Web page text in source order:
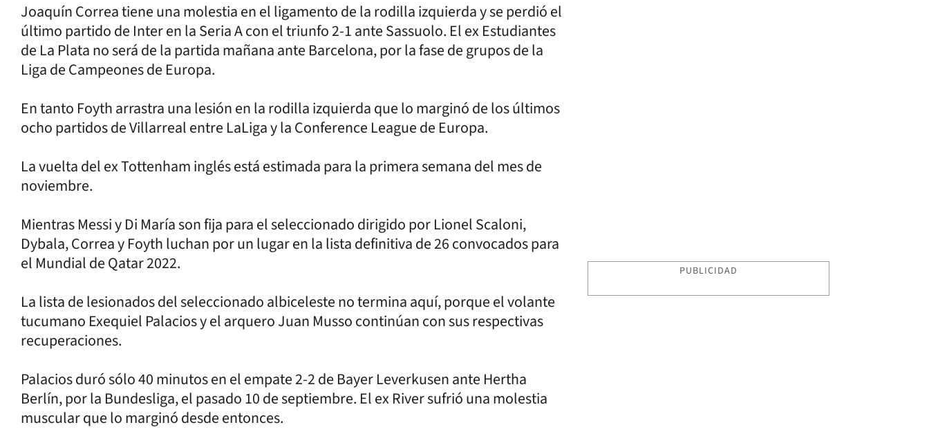
Joaquín Correa tiene una molestia en el ligamento de la rodilla izquierda y se perdió el
último partido de Inter en la Seria A con el triunfo 2-1 ante Sassuolo. El ex Estudiantes
de La Plata no será de la partida mañana ante Barcelona, por la fase de grupos de la
Liga de Campeones de Europa.
En tanto Foyth arrastra una lesión en la rodilla izquierda que lo marginó de los últimos
ocho partidos de Villarreal entre LaLiga y la Conference League de Europa.
La vuelta del ex Tottenham inglés está estimada para la primera semana del mes de
noviembre.
Mientras Messi y Di María son fija para el seleccionado dirigido por Lionel Scaloni,
Dybala, Correa y Foyth luchan por un lugar en la lista definitiva de 26 convocados para
el Mundial de Qatar 2022.
La lista de lesionados del seleccionado albiceleste no termina aquí, porque el volante
tucumano Exequiel Palacios y el arquero Juan Musso continúan con sus respectivas
recuperaciones.
Palacios duró sólo 40 minutos en el empate 2-2 de Bayer Leverkusen ante Hertha
Berlín, por la Bundesliga, el pasado 10 de septiembre. El ex River sufrió una molestia
muscular que lo marginó desde entonces.
PUBLICIDAD